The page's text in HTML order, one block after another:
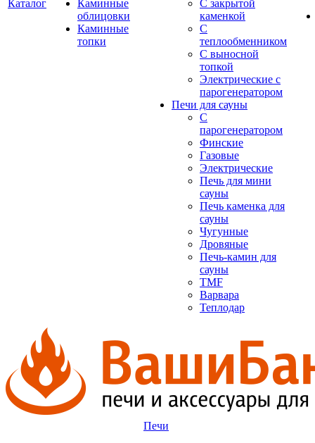
Каталог
Каминные
облицовки
Каминные
топки
С закрытой
каменкой
С
теплообменником
С выносной
топкой
Электрические с
парогенератором
Печи для сауны
С
парогенератором
Финские
Газовые
Электрические
Печь для мини
сауны
Печь каменка для
сауны
Чугунные
Дровяные
Печь-камин для
сауны
TMF
Варвара
Теплодар
Печи